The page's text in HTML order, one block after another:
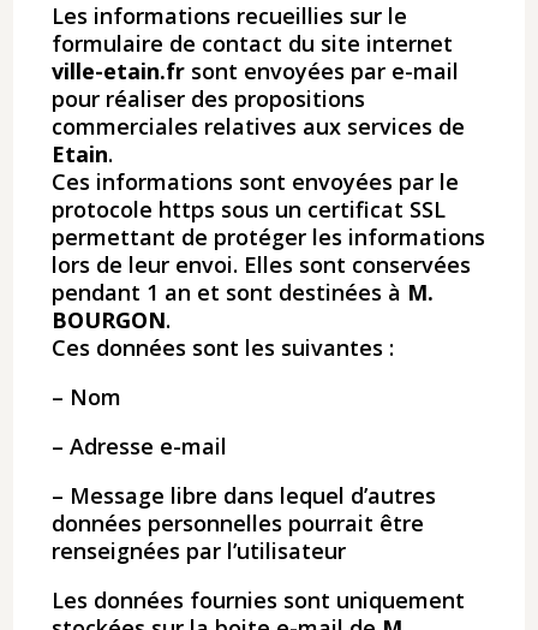
Les informations recueillies sur le
formulaire de contact du site internet
ville-etain.fr sont envoyées par e-mail
pour réaliser des propositions
commerciales relatives aux services de​
Etain.
Ces informations sont envoyées par le
protocole https sous un certificat SSL
permettant de protéger les informations
lors de leur envoi. Elles sont conservées
pendant 1 an et sont destinées à M.
BOURGON.
Ces données sont les suivantes :
– Nom
– Adresse e-mail
– Message libre dans lequel d’autres
données personnelles pourrait être
renseignées par l’utilisateur
Les données fournies sont uniquement